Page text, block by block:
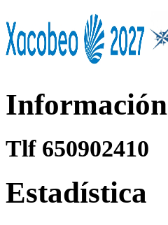
Información
Tlf 650902410
Estadística